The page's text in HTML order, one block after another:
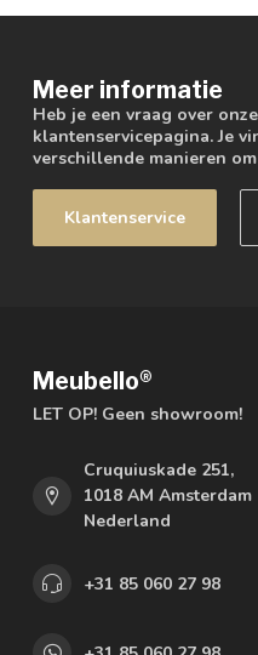
Meer informatie
Heb je een vraag over
klantenservicepagina. Je
verschillende manieren
Klantenservice
Meubello®
LET OP! Geen showroom!
Cruquiuskade 251,
1018 AM Amsterdam
Nederland
+31 85 060 27 98